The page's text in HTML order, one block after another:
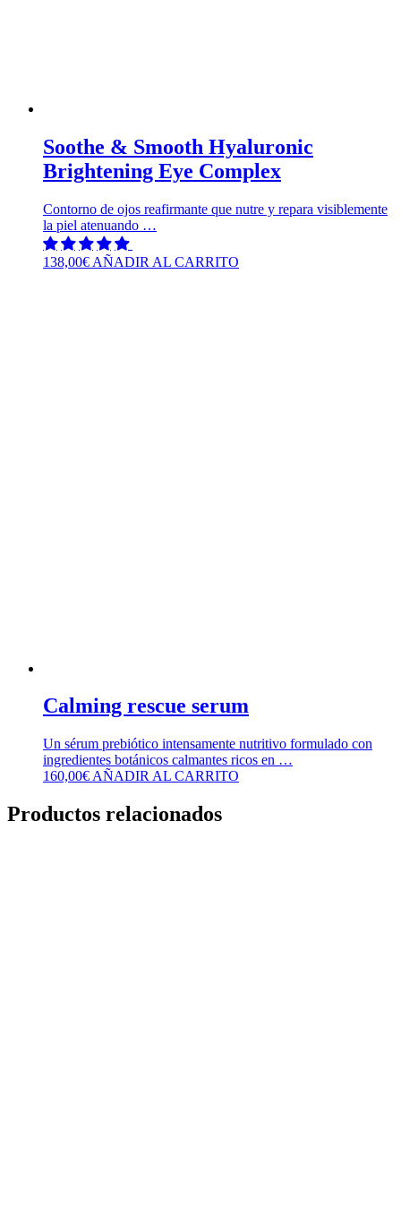
Soothe & Smooth Hyaluronic
Brightening Eye Complex
Contorno de ojos reafirmante que nutre y repara visiblemente
la piel atenuando …
138,00€ AÑADIR AL CARRITO
Calming rescue serum
Un sérum prebiótico intensamente nutritivo formulado con
ingredientes botánicos calmantes ricos en …
160,00€ AÑADIR AL CARRITO
Productos relacionados